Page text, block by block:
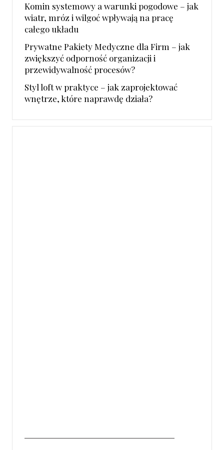
Komin systemowy a warunki pogodowe – jak
wiatr, mróz i wilgoć wpływają na pracę
całego układu
Prywatne Pakiety Medyczne dla Firm – jak
zwiększyć odporność organizacji i
przewidywalność procesów?
Styl loft w praktyce – jak zaprojektować
wnętrze, które naprawdę działa?